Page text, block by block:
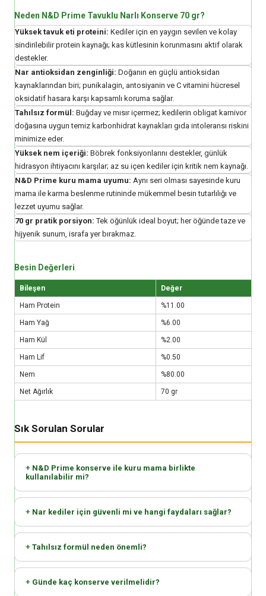
Neden N&D Prime Tavuklu Narlı Konserve 70 gr?
Yüksek tavuk eti proteini: Kediler için en yaygın sevilen ve kolay
sindirilebilir protein kaynağı; kas kütlesinin korunmasını aktif olarak
destekler.
Nar antioksidan zenginliği: Doğanın en güçlü antioksidan
kaynaklarından biri; punikalagin, antosiyanin ve C vitamini hücresel
oksidatif hasara karşı kapsamlı koruma sağlar.
Tahılsız formül: Buğday ve mısır içermez; kedilerin obligat karnivor
doğasına uygun temiz karbonhidrat kaynakları gıda intoleransı riskini
minimize eder.
Yüksek nem içeriği: Böbrek fonksiyonlarını destekler, günlük
hidrasyon ihtiyacını karşılar; az su içen kediler için kritik nem kaynağı.
N&D Prime kuru mama uyumu: Aynı seri olması sayesinde kuru
mama ile karma beslenme rutininde mükemmel besin tutarlılığı ve
lezzet uyumu sağlar.
70 gr pratik porsiyon: Tek öğünlük ideal boyut; her öğünde taze ve
hijyenik sunum, israfa yer bırakmaz.
Besin Değerleri
Bileşen Değer
Ham Protein %11.00
Ham Yağ %6.00
Ham Kül %2.00
Ham Lif %0.50
Nem %80.00
Net Ağırlık 70 gr
Sık Sorulan Sorular
N&D Prime konserve ile kuru mama birlikte
kullanılabilir mi?
Nar kediler için güvenli mi ve hangi faydaları sağlar?
Tahılsız formül neden önemli?
Günde kaç konserve verilmelidir?